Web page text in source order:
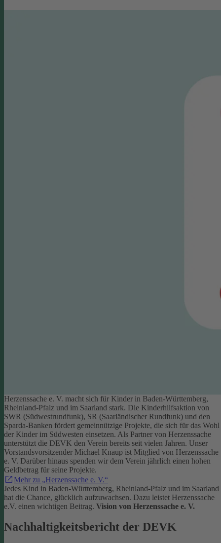
Herzenssache e. V. macht sich für Kinder in Baden-Württemberg,
Rheinland-Pfalz und im Saarland stark. Die Kinderhilfsaktion von
SWR (Südwestrundfunk), SR (Saarländischer Rundfunk) und den
Sparda-Banken fördert gemeinnützige Projekte, die sich für das Wohl
der Kinder im Südwesten einsetzen. Als Partner von Herzenssache
unterstützt die DEVK den Verein bereits seit vielen Jahren. Unser
Vorstandsvorsitzender Michael Knaup ist Mitglied von Herzenssache
e. V. Darüber hinaus spenden wir dem Verein jährlich einen hohen
Geldbetrag für seine Projekte.
Mehr zu „Herzenssache e. V.“
Jedes Kind in Baden-Württemberg, Rheinland-Pfalz und im Saarland
hat die Chance, glücklich aufzuwachsen. Dazu leistet Herzenssache
e.V. einen wichtigen Beitrag. Vision von Herzenssache e. V.
Nachhaltigkeitsbericht der DEVK